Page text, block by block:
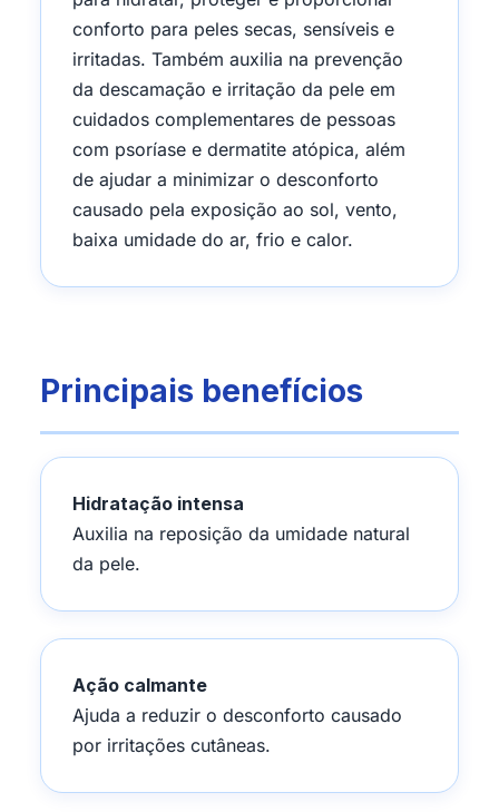
conforto para peles secas, sensíveis e
irritadas. Também auxilia na prevenção
da descamação e irritação da pele em
cuidados complementares de pessoas
com psoríase e dermatite atópica, além
de ajudar a minimizar o desconforto
causado pela exposição ao sol, vento,
baixa umidade do ar, frio e calor.
Principais benefícios
Hidratação intensa
Auxilia na reposição da umidade natural
da pele.
Ação calmante
Ajuda a reduzir o desconforto causado
por irritações cutâneas.